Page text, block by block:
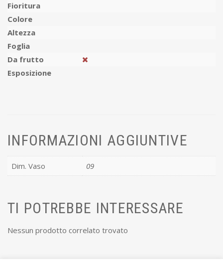
Fioritura
Colore
Altezza
Foglia
Da frutto
Esposizione
INFORMAZIONI AGGIUNTIVE
Dim. Vaso 09
TI POTREBBE INTERESSARE
Nessun prodotto correlato trovato